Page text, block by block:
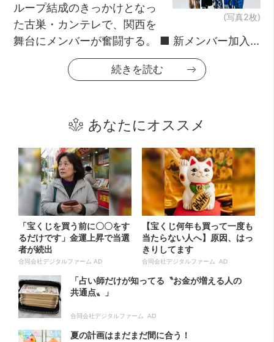
(写真2枚)
ループ結成のきっかけとなっ
た古巣・カンテレで、関西を
舞台にメンバーが奮闘する。 ■ 新メンバー加入...
続きを読む
あなたにオススメ
「宝くじを買う前に〇〇をす
るだけです」金運上昇で当選
者が続出
合同会社デジタルファーム AD
【宝くじ何年も買って一度も
当たらない人へ】原因、はっ
きりしてます
合同会社デジタルファーム AD
「占い師だけが知ってる〝お金が増える人の
共通点〟」
合同会社デジタルファーム AD
夏の計画はまだまだ間に合う！